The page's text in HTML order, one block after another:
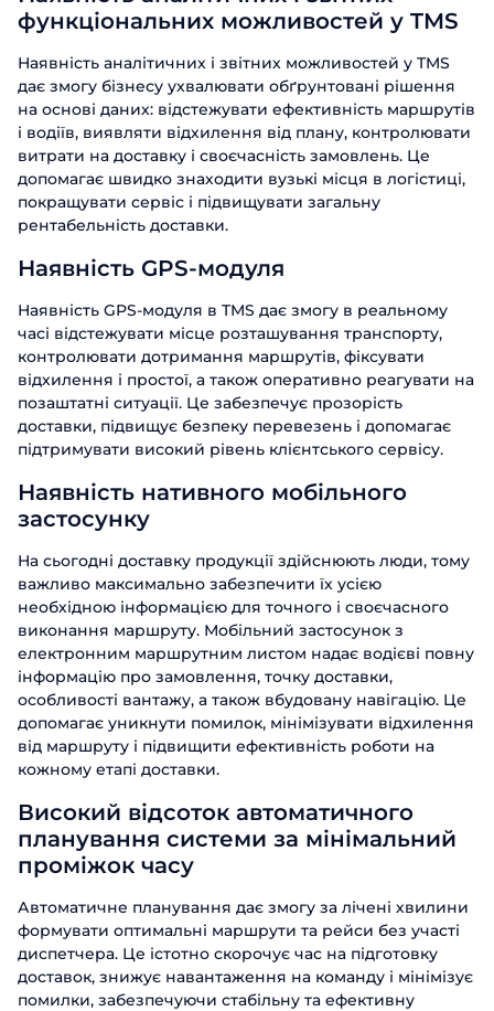
функціональних можливостей у TMS
Наявність аналітичних і звітних можливостей у TMS
дає змогу бізнесу ухвалювати обґрунтовані рішення
на основі даних: відстежувати ефективність маршрутів
і водіїв, виявляти відхилення від плану, контролювати
витрати на доставку і своєчасність замовлень. Це
допомагає швидко знаходити вузькі місця в логістиці,
покращувати сервіс і підвищувати загальну
рентабельність доставки.
Наявність GPS-модуля
Наявність GPS-модуля в TMS дає змогу в реальному
часі відстежувати місце розташування транспорту,
контролювати дотримання маршрутів, фіксувати
відхилення і простої, а також оперативно реагувати на
позаштатні ситуації. Це забезпечує прозорість
доставки, підвищує безпеку перевезень і допомагає
підтримувати високий рівень клієнтського сервісу.
Наявність нативного мобільного
застосунку
На сьогодні доставку продукції здійснюють люди, тому
важливо максимально забезпечити їх усією
необхідною інформацією для точного і своєчасного
виконання маршруту. Мобільний застосунок з
електронним маршрутним листом надає водієві повну
інформацію про замовлення, точку доставки,
особливості вантажу, а також вбудовану навігацію. Це
допомагає уникнути помилок, мінімізувати відхилення
від маршруту і підвищити ефективність роботи на
кожному етапі доставки.
Високий відсоток автоматичного
планування системи за мінімальний
проміжок часу
Автоматичне планування дає змогу за лічені хвилини
формувати оптимальні маршрути та рейси без участі
диспетчера. Це істотно скорочує час на підготовку
доставок, знижує навантаження на команду і мінімізує
помилки, забезпечуючи стабільну та ефективну
Посада
Назва компанії
продуктів. Менеджер від ABM Cloud
зв'яжеться з вами найближчим часом.
Гарного дня!
Відправити
нашими продуктами. Один з наших
співробітників зв'яжеться з вами
найближчим часом. Гарного дня!
нашими продуктами. Один з наших
співробітників зв'яжеться з вами
найближчим часом. Гарного дня!